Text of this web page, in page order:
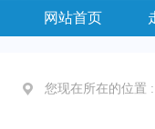
网站首页
您现在所在的位置 :